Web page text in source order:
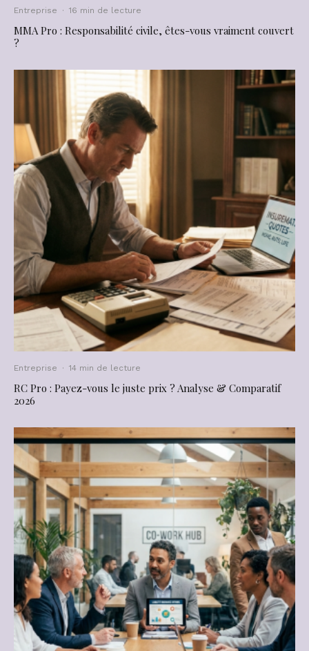
Entreprise · 16 min de lecture
MMA Pro : Responsabilité civile, êtes-vous vraiment couvert
?
Entreprise · 14 min de lecture
RC Pro : Payez-vous le juste prix ? Analyse & Comparatif
2026